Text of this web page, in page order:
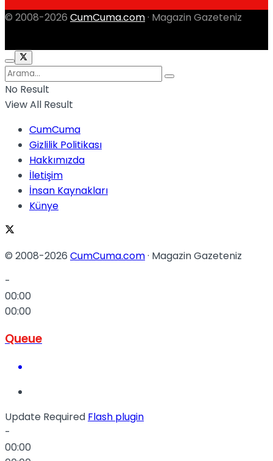
© 2008-2026 CumCuma.com · Magazin Gazeteniz
No Result
View All Result
CumCuma
Gizlilik Politikası
Hakkımızda
İletişim
İnsan Kaynakları
Künye
© 2008-2026 CumCuma.com· Magazin Gazeteniz
-
00:00
00:00
Queue
Update Required Flash plugin
-
00:00